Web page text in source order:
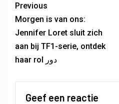
Previous
Morgen is van ons:
Jennifer Loret sluit zich
aan bij TF1-serie, ontdek
haar rol دور
Geef een reactie